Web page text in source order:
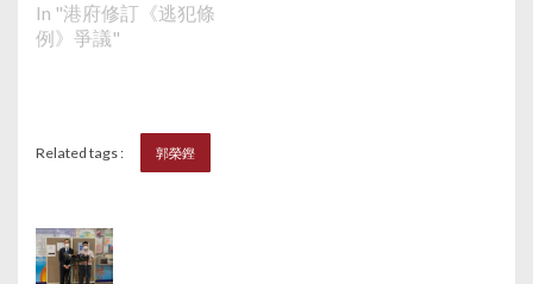
In "港府修訂《逃犯條
例》爭議"
Related tags : 郭榮鏗